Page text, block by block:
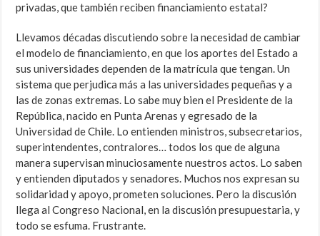
privadas, que también reciben financiamiento estatal?
Llevamos décadas discutiendo sobre la necesidad de cambiar
el modelo de financiamiento, en que los aportes del Estado a
sus universidades dependen de la matrícula que tengan. Un
sistema que perjudica más a las universidades pequeñas y a
las de zonas extremas. Lo sabe muy bien el Presidente de la
República, nacido en Punta Arenas y egresado de la
Universidad de Chile. Lo entienden ministros, subsecretarios,
superintendentes, contralores… todos los que de alguna
manera supervisan minuciosamente nuestros actos. Lo saben
y entienden diputados y senadores. Muchos nos expresan su
solidaridad y apoyo, prometen soluciones. Pero la discusión
llega al Congreso Nacional, en la discusión presupuestaria, y
todo se esfuma. Frustrante.